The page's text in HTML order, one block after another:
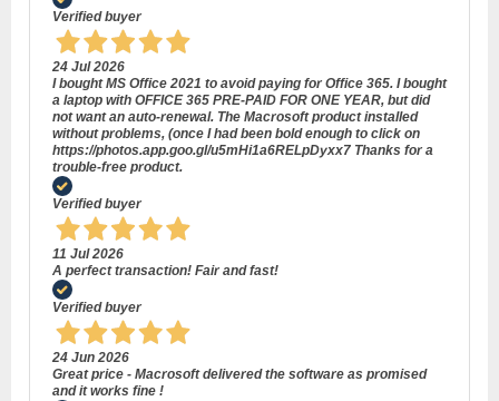
Verified buyer
24 Jul 2026
I bought MS Office 2021 to avoid paying for Office 365. I bought
a laptop with OFFICE 365 PRE-PAID FOR ONE YEAR, but did
not want an auto-renewal. The Macrosoft product installed
without problems, (once I had been bold enough to click on
https://photos.app.goo.gl/u5mHi1a6RELpDyxx7 Thanks for a
trouble-free product.
Verified buyer
11 Jul 2026
A perfect transaction! Fair and fast!
Verified buyer
24 Jun 2026
Great price - Macrosoft delivered the software as promised
and it works fine !